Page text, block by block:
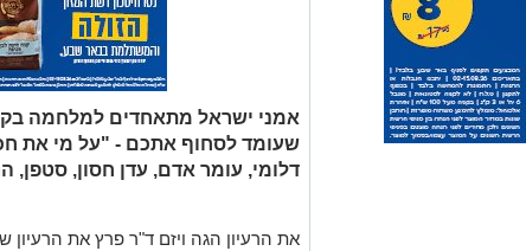
אמני ישראל מתאחדים למלחמה
שעומד לסחוף אתכם - "על מי את
דלומי, עומר אדם, עדן חסון, סטפן,
את הרעיון הגה ויזם ד"ר פרץ את הרעיון